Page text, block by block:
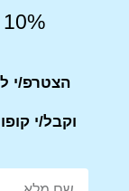
אנחנו כאן
מיוחדים, אז מומלץ
10% הנחה לקניה הראשונה
הצטרפ/י
וקבל/י קופון של 10% הנחה